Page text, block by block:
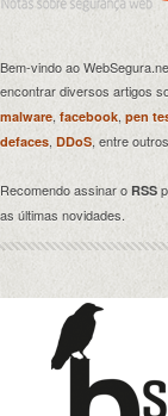
Bem-vindo ao
encontrar diversos artigos
malware, facebook, pen
defaces, DDoS, entre
Recomendo assinar o RSS
as últimas novidades.